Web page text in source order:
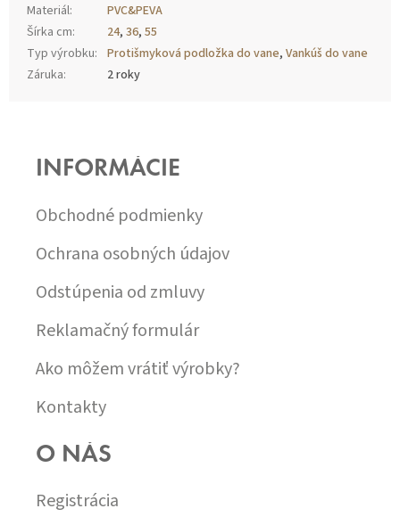
Materiál:
PVC&PEVA
Šírka cm: 24, 36, 55
Typ výrobku: Protišmyková podložka do vane, Vankúš do vane
Záruka:
2 roky
INFORMÁCIE
Obchodné podmienky
Ochrana osobných údajov
Odstúpenia od zmluvy
Reklamačný formulár
Ako môžem vrátiť výrobky?
Kontakty
O NÁS
Registrácia